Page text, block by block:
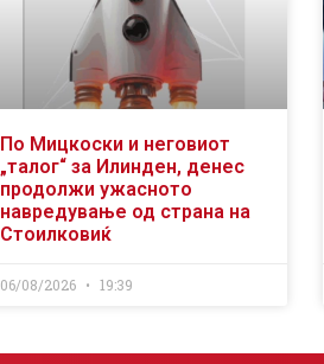
По Мицкоски и неговиот
„талог“ за Илинден, денес
продолжи ужасното
навредување од страна на
Стоилковиќ
06/08/2026 19:39